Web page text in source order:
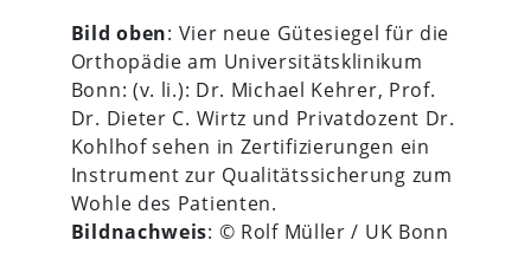
Bild oben: Vier neue Gütesiegel für die
Orthopädie am Universitätsklinikum
Bonn: (v. li.): Dr. Michael Kehrer, Prof.
Dr. Dieter C. Wirtz und Privatdozent Dr.
Kohlhof sehen in Zertifizierungen ein
Instrument zur Qualitätssicherung zum
Wohle des Patienten.
Bildnachweis: © Rolf Müller / UK Bonn